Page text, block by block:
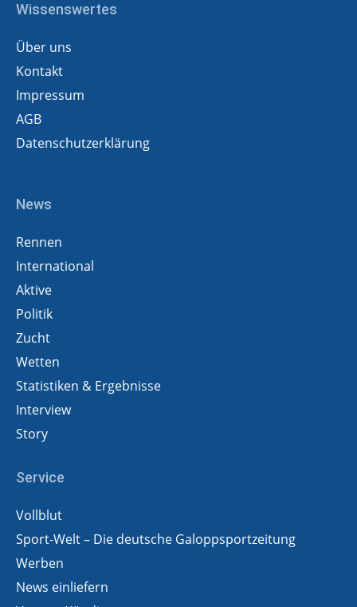
Wissenswertes
Über uns
Kontakt
Impressum
AGB
Datenschutzerklärung
News
Rennen
International
Aktive
Politik
Zucht
Wetten
Statistiken & Ergebnisse
Interview
Story
Service
Vollblut
Sport-Welt – Die deutsche Galoppsportzeitung
Werben
News einliefern